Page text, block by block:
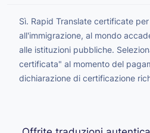
Sì. Rapid Translate certificate
all'immigrazione, al mondo
alle istituzioni pubbliche.
certificata" al momento del
dichiarazione di certificazione